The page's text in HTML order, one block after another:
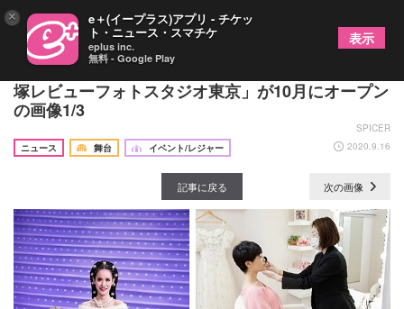
憧れの「宝塚歌劇のスター」に変身できる 「宝
塚レビューフォトスタジオ東京」が10月にオープン
の画像1/3
SPICER
ニュース
舞台 イベント/レジャー 2020.9.16
記事に戻る 次の画像
× e＋(イープラス)アプリ - チケッ
ト・ニュース・スマチケ
eplus inc.
無料 - Google Play
表示